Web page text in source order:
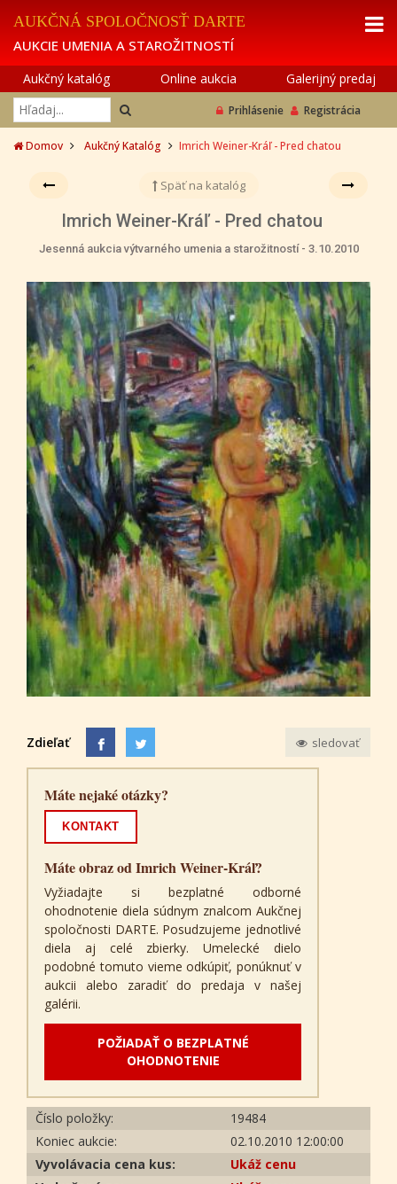
AUKČNÁ SPOLOČNOSŤ DARTE
AUKCIE UMENIA A STAROŽITNOSTÍ
Aukčný katalóg Online aukcia Galerijný predaj
Prihlásenie Registrácia
Domov Aukčný Katalóg Imrich Weiner-Kráľ - Pred chatou
Späť na katalóg
Imrich Weiner-Kráľ - Pred chatou
Jesenná aukcia výtvarného umenia a starožitností - 3.10.2010
Zdieľať sledovať
Máte nejaké otázky?
KONTAKT
Máte obraz od Imrich Weiner-Kráľ?
Vyžiadajte si bezplatné odborné
ohodnotenie diela súdnym znalcom Aukčnej
spoločnosti DARTE. Posudzujeme jednotlivé
diela aj celé zbierky. Umelecké dielo
podobné tomuto vieme odkúpiť, ponúknuť v
aukcii alebo zaradiť do predaja v našej
galérii.
POŽIADAŤ O BEZPLATNÉ
OHODNOTENIE
Číslo položky:
19484
Koniec aukcie:
02.10.2010 12:00:00
Vyvolávacia cena kus:
Ukáž cenu